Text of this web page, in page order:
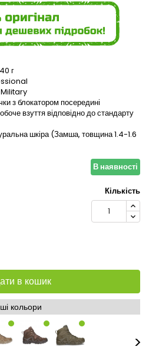
г
з блокатором посередині
взуття відповідно до стандарту
шкіра (Замша, товщина 1.4-1.6
В наявності
Кількість
в кошик
кольори
>